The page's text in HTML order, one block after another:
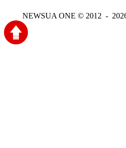
NEWSUA ONE © 2012 -